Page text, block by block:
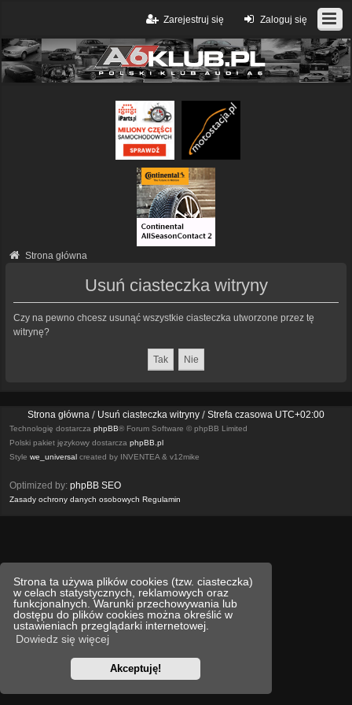
Strona ta używa plików cookies (tzw. ciasteczka)
w celach statystycznych, reklamowych oraz
funkcjonalnych. Warunki przechowywania lub
dostępu do plików cookies można określić w
ustawieniach przeglądarki internetowej.
Dowiedz się więcej
Akceptuję!
Zaloguj się
Zarejestruj się
Strona główna
Usuń ciasteczka witryny
Czy na pewno chcesz usunąć wszystkie ciasteczka utworzone przez tę
witrynę?
Strona główna Usuń ciasteczka witryny Strefa czasowa UTC+02:00
Technologię dostarcza phpBB® Forum Software © phpBB Limited
Polski pakiet językowy dostarcza phpBB.pl
Style we_universal created by INVENTEA & v12mike
Optimized by: phpBB SEO
Zasady ochrony danych osobowych Regulamin